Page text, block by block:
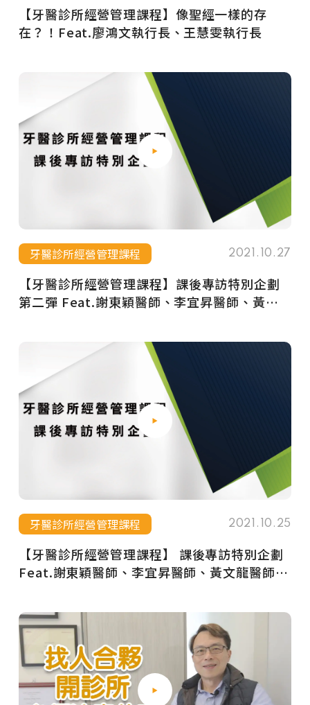
【牙醫診所經營管理課程】像聖經一樣的存
在？！Feat.廖鴻文執行長、王慧雯執行長
牙醫診所經營管理課程 2021.10.27
【牙醫診所經營管理課程】課後專訪特別企劃
第二彈 Feat.謝東穎醫師、李宜昇醫師、黃文
牙醫診所經營管理課程 2021.10.25
【牙醫診所經營管理課程】 課後專訪特別企劃
Feat.謝東穎醫師、李宜昇醫師、黃文龍醫師、